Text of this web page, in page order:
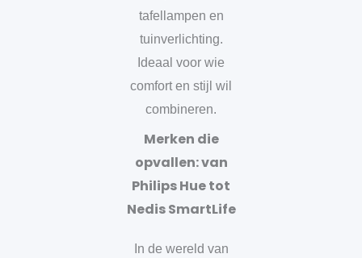
tafellampen en
tuinverlichting.
Ideaal voor wie
comfort en stijl wil
combineren.
Merken die
opvallen: van
Philips Hue tot
Nedis SmartLife
In de wereld van